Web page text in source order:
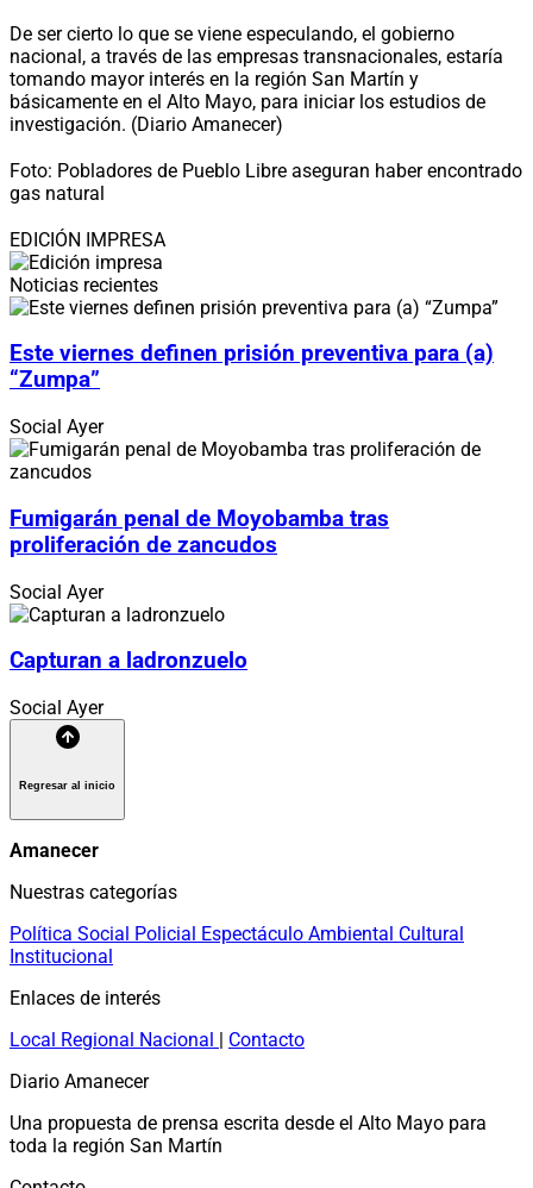
De ser cierto lo que se viene especulando, el gobierno
nacional, a través de las empresas transnacionales, estaría
tomando mayor interés en la región San Martín y
básicamente en el Alto Mayo, para iniciar los estudios de
investigación. (Diario Amanecer)
Foto: Pobladores de Pueblo Libre aseguran haber encontrado
gas natural
EDICIÓN IMPRESA
Noticias recientes
Este viernes definen prisión preventiva para (a)
“Zumpa”
Social Ayer
Fumigarán penal de Moyobamba tras
proliferación de zancudos
Social Ayer
Capturan a ladronzuelo
Social Ayer
Regresar al inicio
Amanecer
Nuestras categorías
Política Social Policial Espectáculo Ambiental Cultural
Institucional
Enlaces de interés
Local Regional Nacional | Contacto
Diario Amanecer
Una propuesta de prensa escrita desde el Alto Mayo para
toda la región San Martín